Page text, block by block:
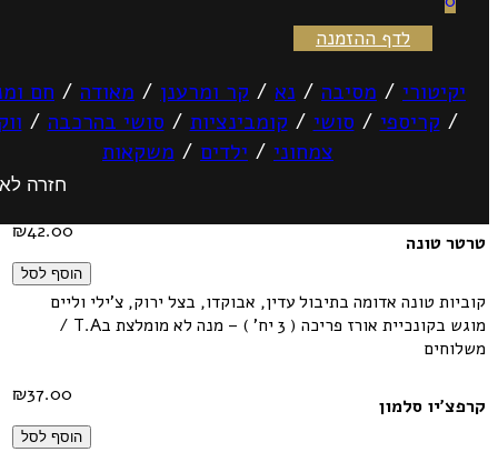
ארכיון קריספי — sushimoto
לדף ההזמנה
יקיטורי / מסיבה / נא / קר ומרענן / מאודה / חם
/ קריספי / סושי / קומבינציות / סושי בהרכבה /
צמחוני / ילדים / משקאות
חזרה
טרטר טונה ₪42.00
הוסף לסל
קוביות טונה אדומה בתיבול עדין, אבוקדו, בצל ירוק, צ'ילי וליים
מוגש בקונכיית אורז פריכה ( 3 יח' ) – מנה לא מומלצת בT.A /
משלוחים
קרפצ'יו סלמון ₪37.00
הוסף לסל